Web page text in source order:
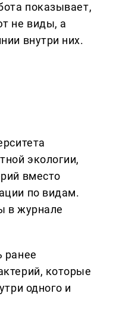
показывает,
не виды, а
внутри них.
экологии,
вместо
по видам.
в журнале
ранее
которые
одного и